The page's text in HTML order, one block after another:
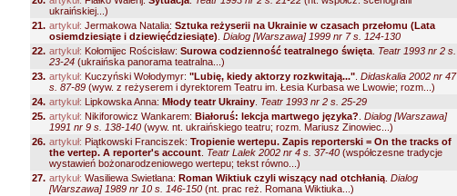
ukraińskiej...)
21. artykuł: Jermakowa Natalia: Sztuka reżyserii na Ukrainie w czasach przełomu (Lata
osiemdziesiąte i dziewięćdziesiąte) Dialog [Warszawa] 1999 nr 7 s. 124-130
22. artykuł: Kołomijec Rościsław: Surowa codzienność teatralnego święta Teatr 1993 nr 2 s.
23-24 (ukraińska panorama teatralna...)
23. artykuł: Kuczyński Wołodymyr: "Lubię, kiedy aktorzy rozkwitają..." Didaskalia 2002 nr 47
s. 87-89 (wyw. z reżyserem i dyrektorem Teatru im. Łesia Kurbasa we Lwowie; rozm...)
24. artykuł: Lipkowska Anna: Młody teatr Ukrainy Teatr 1993 nr 2 s. 25-29
25. artykuł: Nikiforowicz Wankarem: Białoruś: lekcja martwego języka? Dialog [Warszawa]
1991 nr 9 s. 138-140 (wyw. nt. ukraińskiego teatru; rozm. Mariusz Zinowiec...)
26. artykuł: Piątkowski Franciszek: Tropienie wertepu. Zapis reporterski = On the tracks of
the vertep. A reporter's account Teatr Lalek 2002 nr 4 s. 37-40 (współczesne tradycje
wystawień bożonarodzeniowego wertepu; tekst równo...)
27. artykuł: Wasiliewa Swietłana: Roman Wiktiuk czyli wiszący nad otchłanią Dialog
[Warszawa] 1989 nr 10 s. 146-150 (nt. prac reż. Romana Wiktiuka...)